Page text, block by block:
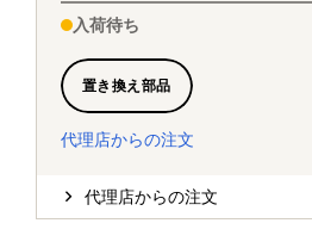
入荷待ち
置き換え部品
代理店からの注文
代理店からの注文